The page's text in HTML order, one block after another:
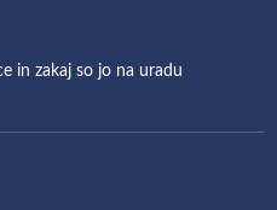
in zakaj so jo na uradu